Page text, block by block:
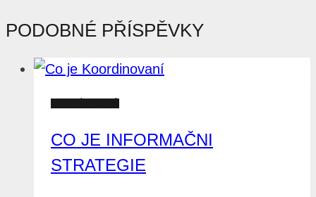
PODOBNÉ PŘÍSPĚVKY
CO JE INFORMAČNI
STRATEGIE